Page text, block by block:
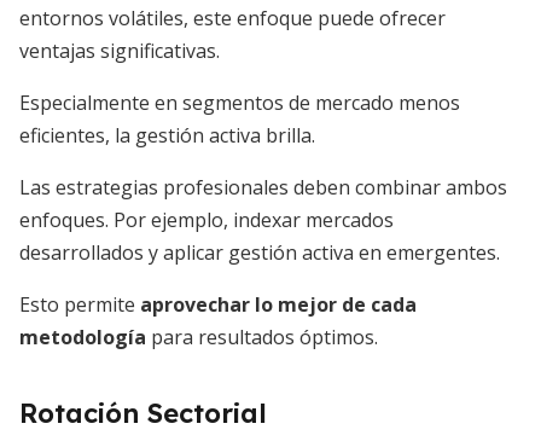
entornos volátiles, este enfoque puede ofrecer
ventajas significativas.
Especialmente en segmentos de mercado menos
eficientes, la gestión activa brilla.
Las estrategias profesionales deben combinar ambos
enfoques. Por ejemplo, indexar mercados
desarrollados y aplicar gestión activa en emergentes.
Esto permite aprovechar lo mejor de cada
metodología para resultados óptimos.
Rotación Sectorial